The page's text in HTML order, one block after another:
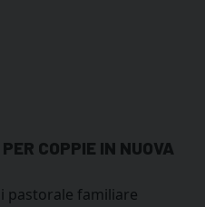
COPPIE IN NUOVA
pastorale familiare